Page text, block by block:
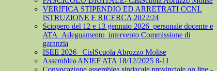
VERIFICA STIPENDIO ED ARRETRATI CCNL
ISTRUZIONE E RICERCA 2022/24
Sciopero del 12 e 13 gennaio 2026_personale docente e
ATA_Adeguamento_intervento Commissione di
garanzia
ISEE 2026_ CislScuola Abruzzo Molise
Assemblea ANIEF ATA 18/12/2025 8-11